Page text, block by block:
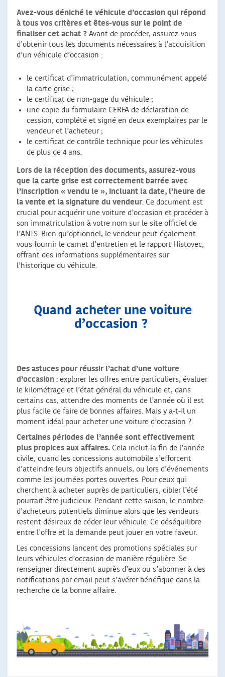
Avez-vous déniché le véhicule d’occasion qui répond
à tous vos critères et êtes-vous sur le point de
finaliser cet achat ? Avant de procéder, assurez-vous
d’obtenir tous les documents nécessaires à l’acquisition
d’un véhicule d’occasion :
le certificat d’immatriculation, communément appelé
la carte grise ;
le certificat de non-gage du véhicule ;
une copie du formulaire CERFA de déclaration de
cession, complété et signé en deux exemplaires par le
vendeur et l’acheteur ;
le certificat de contrôle technique pour les véhicules
de plus de 4 ans.
Lors de la réception des documents, assurez-vous
que la carte grise est correctement barrée avec
l’inscription « vendu le », incluant la date, l’heure de
la vente et la signature du vendeur. Ce document est
crucial pour acquérir une voiture d’occasion et procéder à
son immatriculation à votre nom sur le site officiel de
l’ANTS. Bien qu’optionnel, le vendeur peut également
vous fournir le carnet d’entretien et le rapport Histovec,
offrant des informations supplémentaires sur
l’historique du véhicule.
Quand acheter une voiture
d’occasion ?
Des astuces pour réussir l’achat d’une voiture
d’occasion : explorer les offres entre particuliers, évaluer
le kilométrage et l’état général du véhicule et, dans
certains cas, attendre des moments de l’année où il est
plus facile de faire de bonnes affaires. Mais y a-t-il un
moment idéal pour acheter une voiture d’occasion ?
Certaines périodes de l’année sont effectivement
plus propices aux affaires. Cela inclut la fin de l’année
civile, quand les concessions automobile s’efforcent
d’atteindre leurs objectifs annuels, ou lors d’événements
comme les journées portes ouvertes. Pour ceux qui
cherchent à acheter auprès de particuliers, cibler l’été
pourrait être judicieux. Pendant cette saison, le nombre
d’acheteurs potentiels diminue alors que les vendeurs
restent désireux de céder leur véhicule. Ce déséquilibre
entre l’offre et la demande peut jouer en votre faveur.
Les concessions lancent des promotions spéciales sur
leurs véhicules d’occasion de manière régulière. Se
renseigner directement auprès d’eux ou s’abonner à des
notifications par email peut s’avérer bénéfique dans la
recherche de la bonne affaire.